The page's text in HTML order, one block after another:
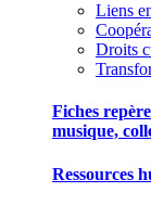
Liens
Droits
Fiches
musique,
Ressources